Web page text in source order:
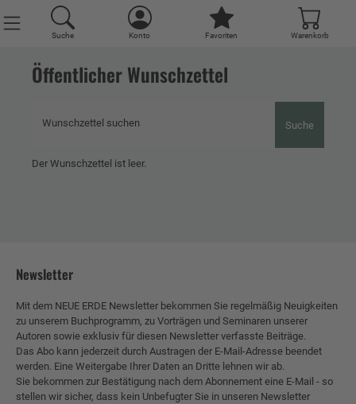
Suche Konto Favoriten Warenkorb
Öffentlicher Wunschzettel
Wunschzettel suchen Suche
Der Wunschzettel ist leer.
Newsletter
Mit dem NEUE ERDE Newsletter bekommen Sie regelmäßig Neuigkeiten
zu unserem Buchprogramm, zu Vorträgen und Seminaren unserer
Autoren sowie exklusiv für diesen Newsletter verfasste Beiträge.
Das Abo kann jederzeit durch Austragen der E-Mail-Adresse beendet
werden. Eine Weitergabe Ihrer Daten an Dritte lehnen wir ab.
Sie bekommen zur Bestätigung nach dem Abonnement eine E-Mail - so
stellen wir sicher, dass kein Unbefugter Sie in unseren Newsletter